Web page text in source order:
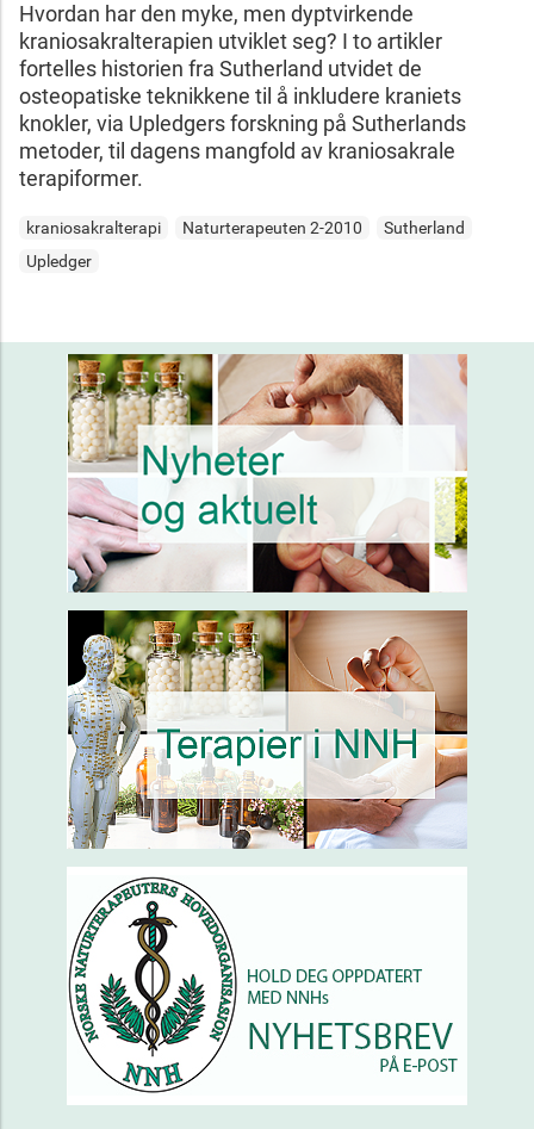
Hvordan har den myke, men dyptvirkende
kraniosakralterapien utviklet seg? I to artikler
fortelles historien fra Sutherland utvidet de
osteopatiske teknikkene til å inkludere kraniets
knokler, via Upledgers forskning på Sutherlands
metoder, til dagens mangfold av kraniosakrale
terapiformer.
kraniosakralterapi Naturterapeuten 2-2010
Sutherland
Upledger